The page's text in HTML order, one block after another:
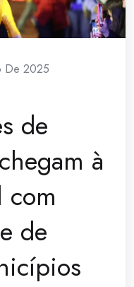
De 2025
de
à
com
de